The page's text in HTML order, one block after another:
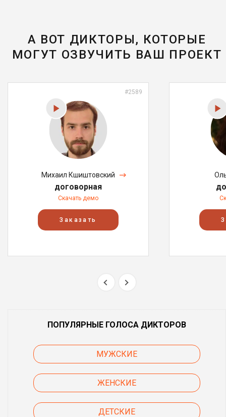
А ВОТ ДИКТОРЫ, КОТОРЫЕ
МОГУТ ОЗВУЧИТЬ ВАШ ПРОЕКТ
#2589
Михаил Кшиштовский
договорная
Скачать демо
Заказать
ПОПУЛЯРНЫЕ ГОЛОСА ДИКТОРОВ
МУЖСКИЕ
ЖЕНСКИЕ
ДЕТСКИЕ